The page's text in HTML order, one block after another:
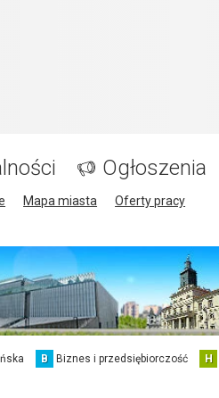
Ogłoszenia
Mapa miasta
Oferty pracy
B Biznes i przedsiębiorczość H